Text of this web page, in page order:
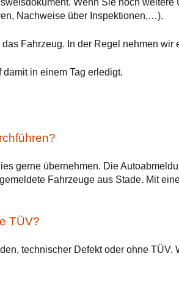
Wenn Sie noch
Nachweise über Inspektionen,…).
Fahrzeug. In der Regel nehmen wir
in einem Tag erledigt.
gerne übernehmen. Die
Fahrzeuge aus Stade. Mit
TÜV?
technischer Defekt oder ohne